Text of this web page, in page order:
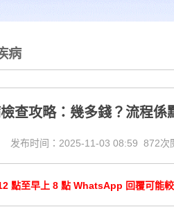
病
查攻略：幾多錢？流程係
发布时间：2025-11-03 08:59 872次
點至早上 8 點 WhatsApp 回覆可能